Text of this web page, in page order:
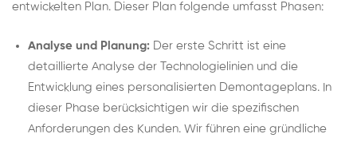
entwickelten Plan. Dieser Plan folgende umfasst Phasen:
Analyse und Planung: Der erste Schritt ist eine
detaillierte Analyse der Technologielinien und die
Entwicklung eines personalisierten Demontageplans. In
dieser Phase berücksichtigen wir die spezifischen
Anforderungen des Kunden. Wir führen eine gründliche